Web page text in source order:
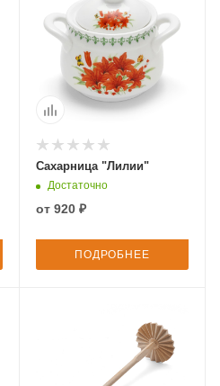
Сахарница "Лилии"
Достаточно
от 920 ₽
ПОДРОБНЕЕ